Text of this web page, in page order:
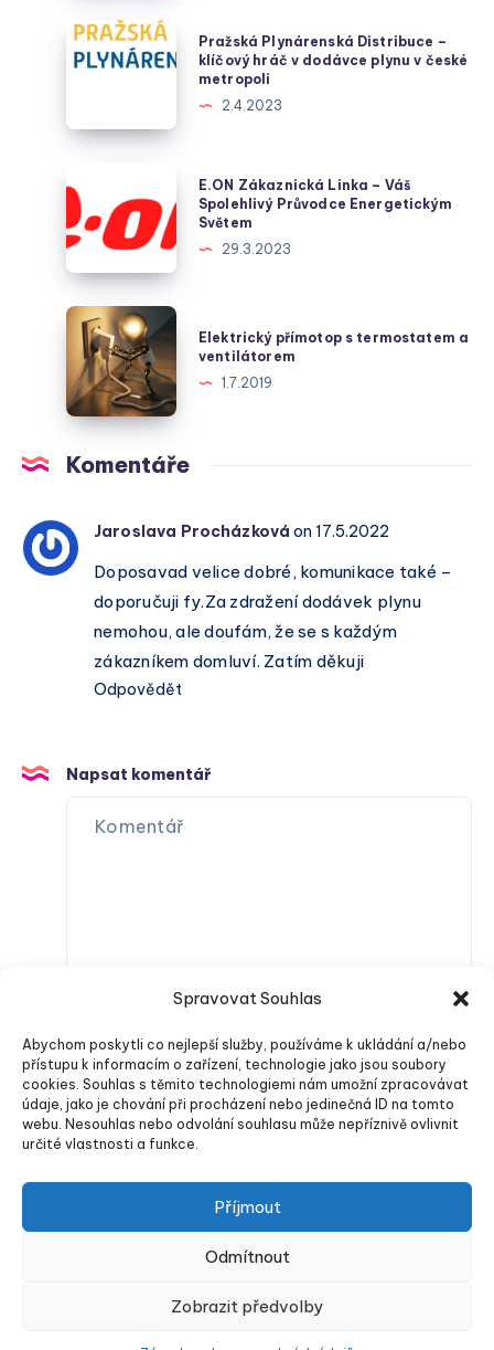
Spravovat Souhlas
Abychom poskytli co nejlepší služby, používáme k ukládání a/nebo
přístupu k informacím o zařízení, technologie jako jsou soubory
cookies. Souhlas s těmito technologiemi nám umožní zpracovávat
údaje, jako je chování při procházení nebo jedinečná ID na tomto
webu. Nesouhlas nebo odvolání souhlasu může nepříznivě ovlivnit
určité vlastnosti a funkce.
Příjmout
Odmítnout
Zobrazit předvolby
Pražská
Plynárenská
klíčový
dodávce
plynu
české
metropoli
Pražská Plynárenská Distribuce –
klíčový hráč v dodávce plynu v české
metropoli
2.4.2023
Zákaznická
Linka
Váš
Spolehlivý
Průvodce
Energetickým
Světem
E.ON Zákaznická Linka – Váš
Spolehlivý Průvodce Energetickým
Světem
29.3.2023
Elektrický
přímotop
termostatem
ventilátorem
Elektrický přímotop s termostatem a
ventilátorem
1.7.2019
Komentáře
Jaroslava Procházková on 17.5.2022
Doposavad velice dobré, komunikace také –
doporučuji fy.Za zdražení dodávek plynu
nemohou, ale doufám, že se s každým
zákazníkem domluví. Zatím děkuji
Odpovědět
Napsat komentář
Energu.cz